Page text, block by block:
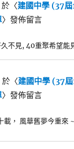
於〈建國中學 (37
〉發佈留言
不見, 40重聚希望能
於〈建國中學 (37
〉發佈留言
載， 風華舊夢今重來